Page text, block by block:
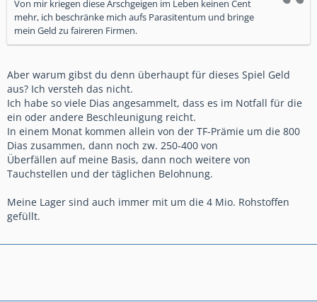
Von mir kriegen diese Arschgeigen im Leben keinen Cent
mehr, ich beschränke mich aufs Parasitentum und bringe
mein Geld zu faireren Firmen.
Aber warum gibst du denn überhaupt für dieses Spiel Geld
aus? Ich versteh das nicht.
Ich habe so viele Dias angesammelt, dass es im Notfall für die
ein oder andere Beschleunigung reicht.
In einem Monat kommen allein von der TF-Prämie um die 800
Dias zusammen, dann noch zw. 250-400 von
Überfällen auf meine Basis, dann noch weitere von
Tauchstellen und der täglichen Belohnung.
Meine Lager sind auch immer mit um die 4 Mio. Rohstoffen
gefüllt.